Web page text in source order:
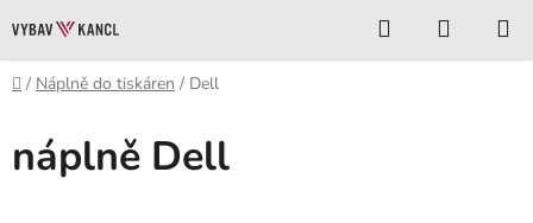
na
obsah
Hledat
KOŠÍK
Domů
/ Náplně do tiskáren / Dell
náplně Dell